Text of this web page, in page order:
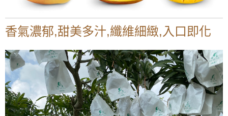
香氣濃郁,甜美多汁,纖維細緻,入口即化